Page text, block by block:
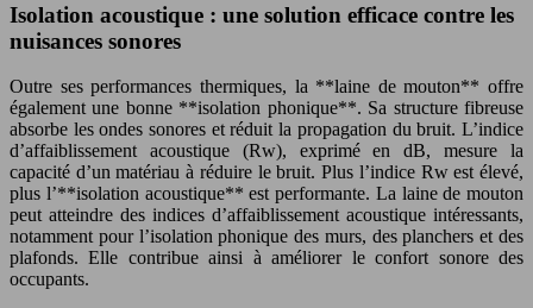
Isolation acoustique : une solution efficace contre les
nuisances sonores
Outre ses performances thermiques, la **laine de mouton** offre
également une bonne **isolation phonique**. Sa structure fibreuse
absorbe les ondes sonores et réduit la propagation du bruit. L’indice
d’affaiblissement acoustique (Rw), exprimé en dB, mesure la
capacité d’un matériau à réduire le bruit. Plus l’indice Rw est élevé,
plus l’**isolation acoustique** est performante. La laine de mouton
peut atteindre des indices d’affaiblissement acoustique intéressants,
notamment pour l’isolation phonique des murs, des planchers et des
plafonds. Elle contribue ainsi à améliorer le confort sonore des
occupants.